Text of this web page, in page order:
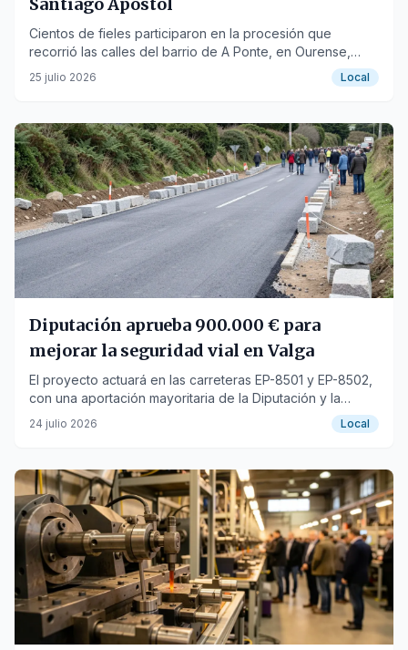
Cientos de fieles participaron en la procesión que
recorrió las calles del barrio de A Ponte, en Ourense,
honrando al Apóstol.
25 julio 2026 Local
Diputación aprueba 900.000 € para
mejorar la seguridad vial en Valga
El proyecto actuará en las carreteras EP-8501 y EP-8502,
con una aportación mayoritaria de la Diputación y la
colaboración del Ayuntamiento de Valga.
24 julio 2026 Local